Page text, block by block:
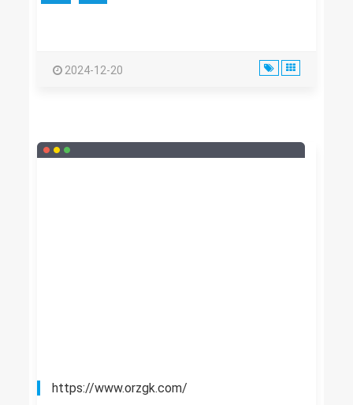
2024-12-20
https://www.orzgk.com/